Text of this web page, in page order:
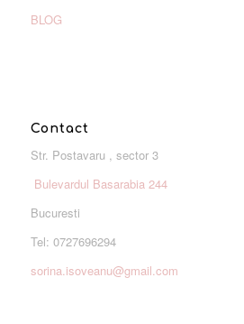
BLOG
Contact
Str. Postavaru , sector 3
Bulevardul Basarabia 244
Bucuresti
Tel: 0727696294
sorina.isoveanu@gmail.com